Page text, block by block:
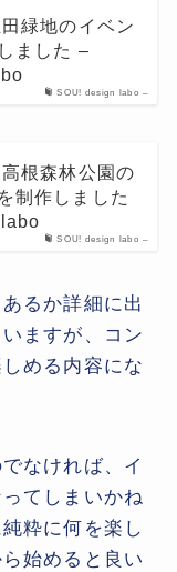
SOU! design labo –
緑地のイベン
ました –
SOU! design labo –
根森林公園の
制作しました
るか詳細に出
ますが、コン
める内容にな
なければ、イ
てしまいかね
粋に何を楽し
始めると良い